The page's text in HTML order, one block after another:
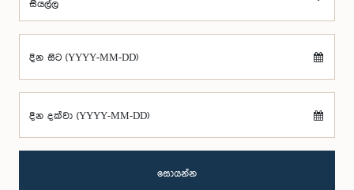
දින සිට (YYYY-MM-DD)
දින දක්වා (YYYY-MM-DD)
සොයන්න